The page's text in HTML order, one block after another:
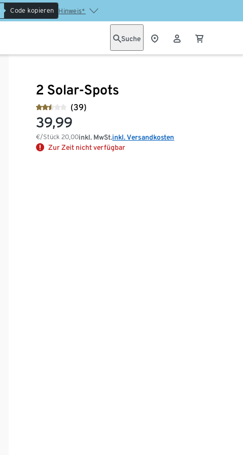
Code kopieren Hinweis*
Suche
2 Solar-Spots
(39)
39,99
€/Stück20,00inkl. MwSt.inkl. Versandkosten
Zur Zeit nicht verfügbar